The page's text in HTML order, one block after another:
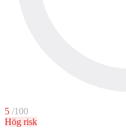
5 /100
Hög risk